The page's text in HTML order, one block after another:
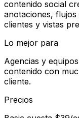
contenido social
anotaciones,
clientes y vistas
Lo mejor para
Agencias y
contenido con
cliente.
Precios